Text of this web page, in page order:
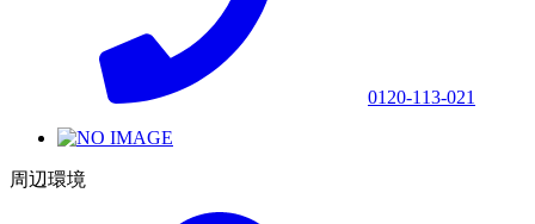
0120-113-021
周辺環境